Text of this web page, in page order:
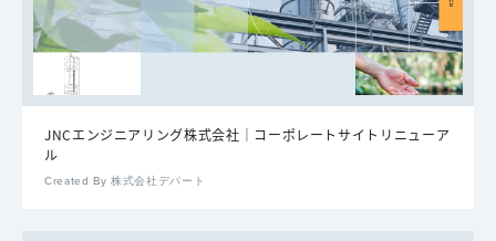
JNCエンジニアリング株式会社｜コーポレートサイトリニューア
ル
Created By 株式会社デパート